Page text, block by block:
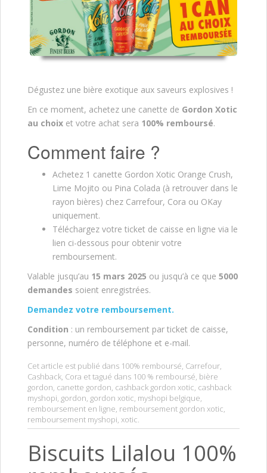
Dégustez une bière exotique aux saveurs explosives !
En ce moment, achetez une canette de Gordon Xotic
au choix et votre achat sera 100% remboursé.
Comment faire ?
Achetez 1 canette Gordon Xotic Orange Crush,
Lime Mojito ou Pina Colada (à retrouver dans le
rayon bières) chez Carrefour, Cora ou OKay
uniquement.
Téléchargez votre ticket de caisse en ligne via le
lien ci-dessous pour obtenir votre
remboursement.
Valable jusqu’au 15 mars 2025 ou jusqu’à ce que 5000
demandes soient enregistrées.
Demandez votre remboursement.
Condition : un remboursement par ticket de caisse,
personne, numéro de téléphone et e-mail.
Cet article est publié dans 100% remboursé, Carrefour,
Cashback, Cora et tagué dans 100 % remboursé, bière
gordon, canette gordon, cashback gordon xotic, cashback
myshopi, gordon, gordon xotic, myshopi belgique,
remboursement en ligne, remboursement gordon xotic,
remboursement myshopi, xotic.
Biscuits Lilalou 100%